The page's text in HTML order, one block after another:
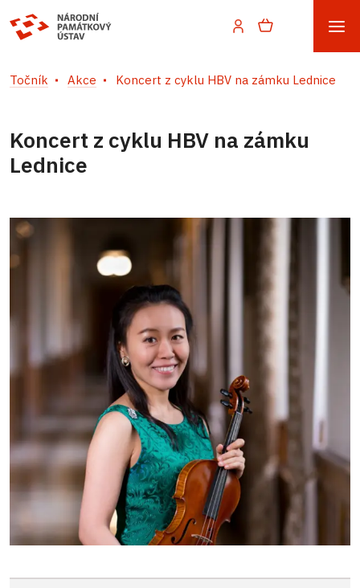
Točník Akce Koncert z cyklu HBV na zámku Lednice
Koncert z cyklu HBV na zámku
Lednice